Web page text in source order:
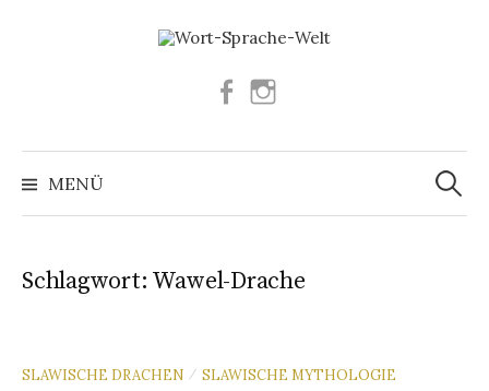
Facebook
MENÜ
Suchen
nach:
Schlagwort: Wawel-Drache
SLAWISCHE DRACHEN / SLAWISCHE MYTHOLOGIE